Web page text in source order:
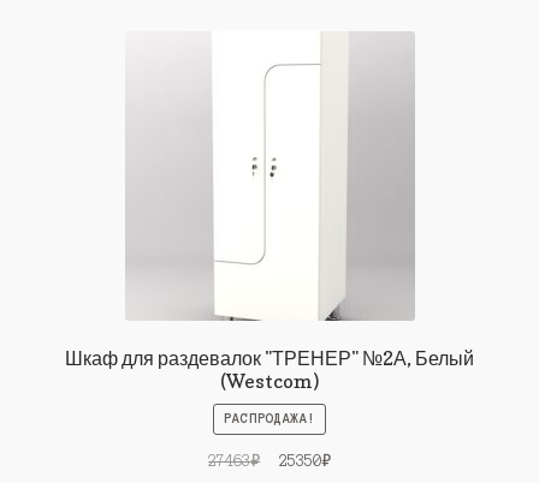
Шкаф для раздевалок "ТРЕНЕР" №2А, Белый
(Westcom)
РАСПРОДАЖА!
27463₽
Первоначальная
25350₽Текущая